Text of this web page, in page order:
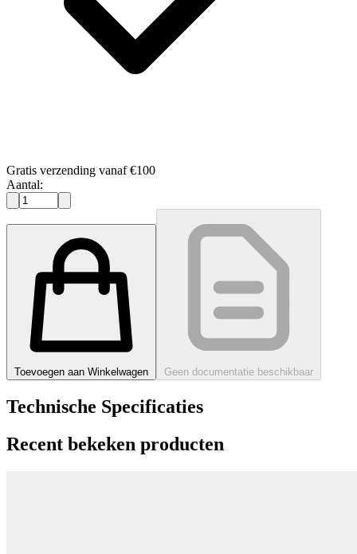
Gratis verzending vanaf €100
Aantal:
Toevoegen aan Winkelwagen Geen documentatie beschikbaar
Technische Specificaties
Recent bekeken producten